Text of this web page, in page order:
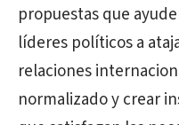
propuestas que
líderes políticos a
relaciones
normalizado y crear